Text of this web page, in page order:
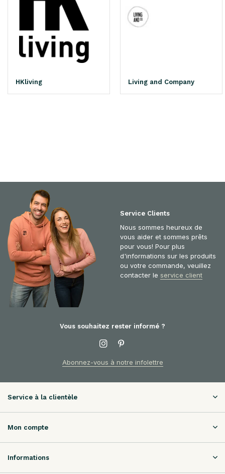
HKliving Living and Company
Service Clients
Nous sommes heureux de
vous aider et sommes prêts
pour vous! Pour plus
d'informations sur les produits
ou votre commande, veuillez
contacter le service client
Vous souhaitez rester informé ?
Abonnez-vous à notre infolettre
Service à la clientèle
Mon compte
Informations